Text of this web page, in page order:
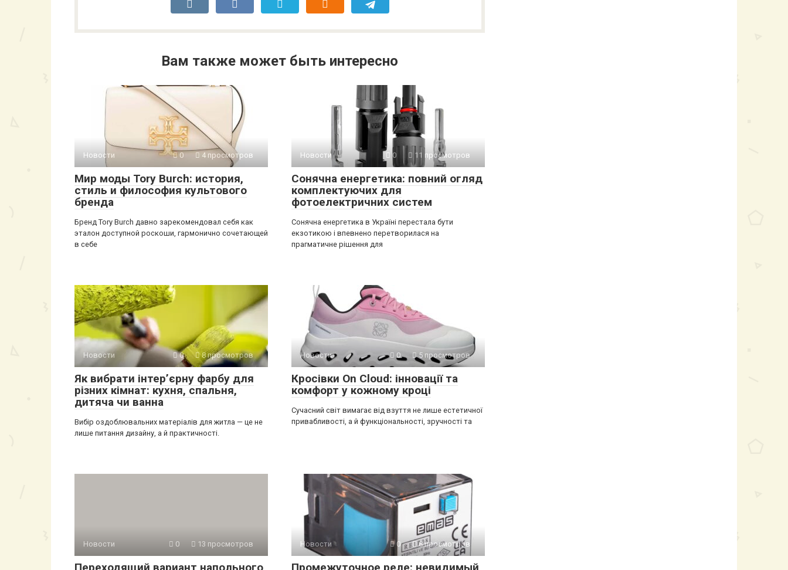
Вам также может быть интересно
Новости 0 4 просмотров
Мир моды Tory Burch: история,
стиль и философия культового
бренда
Бренд Tory Burch давно зарекомендовал себя как
эталон доступной роскоши, гармонично сочетающей
в себе
Новости 0 11 просмотров
Сонячна енергетика: повний огляд
комплектуючих для
фотоелектричних систем
Сонячна енергетика в Україні перестала бути
екзотикою і впевнено перетворилася на
прагматичне рішення для
Новости 0 8 просмотров
Як вибрати інтер’єрну фарбу для
різних кімнат: кухня, спальня,
дитяча чи ванна
Вибір оздоблювальних матеріалів для житла — це не
лише питання дизайну, а й практичності.
Новости 0 5 просмотров
Кросівки On Cloud: інновації та
комфорт у кожному кроці
Сучасний світ вимагає від взуття не лише естетичної
привабливості, а й функціональності, зручності та
Новости 0 13 просмотров
Переходящий вариант напольного
Новости 0 8 просмотров
Промежуточное реле: невидимый